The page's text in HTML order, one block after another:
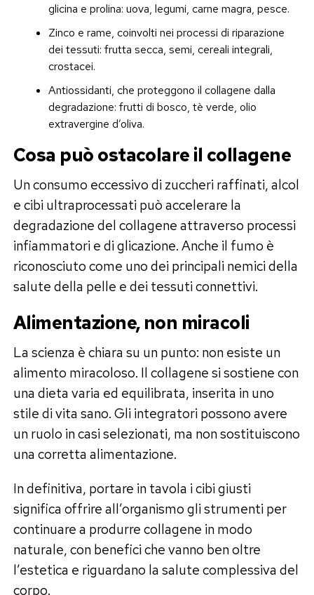
glicina e prolina: uova, legumi, carne magra, pesce.
Zinco e rame, coinvolti nei processi di riparazione
dei tessuti: frutta secca, semi, cereali integrali,
crostacei.
Antiossidanti, che proteggono il collagene dalla
degradazione: frutti di bosco, tè verde, olio
extravergine d’oliva.
Cosa può ostacolare il collagene
Un consumo eccessivo di zuccheri raffinati, alcol
e cibi ultraprocessati può accelerare la
degradazione del collagene attraverso processi
infiammatori e di glicazione. Anche il fumo è
riconosciuto come uno dei principali nemici della
salute della pelle e dei tessuti connettivi.
Alimentazione, non miracoli
La scienza è chiara su un punto: non esiste un
alimento miracoloso. Il collagene si sostiene con
una dieta varia ed equilibrata, inserita in uno
stile di vita sano. Gli integratori possono avere
un ruolo in casi selezionati, ma non sostituiscono
una corretta alimentazione.
In definitiva, portare in tavola i cibi giusti
significa offrire all’organismo gli strumenti per
continuare a produrre collagene in modo
naturale, con benefici che vanno ben oltre
l’estetica e riguardano la salute complessiva del
corpo.